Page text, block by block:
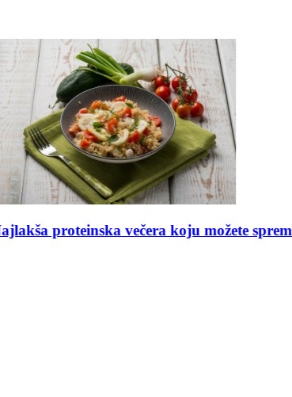
večera koju možete spremitiTop 5